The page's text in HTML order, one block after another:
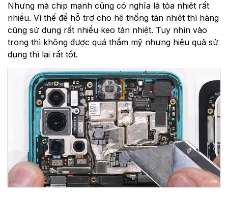
Nhưng mà chip mạnh cũng có nghĩa là tỏa nhiệt rất
nhiều. Vì thế để hỗ trợ cho hệ thống tản nhiệt thì hãng
cũng sử dụng rất nhiều keo tản nhiệt. Tuy nhìn vào
trong thì không được quá thẩm mỹ nhưng hiệu quả sử
dụng thì lại rất tốt.